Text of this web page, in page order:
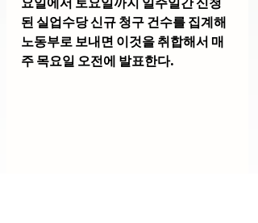
된 실업수당 신규 청구 건수를 집계해
노동부로 보내면 이것을 취합해서 매
주 목요일 오전에 발표한다.